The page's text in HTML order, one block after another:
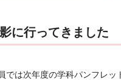
に行ってきました
では次年度の学科パンフレッ